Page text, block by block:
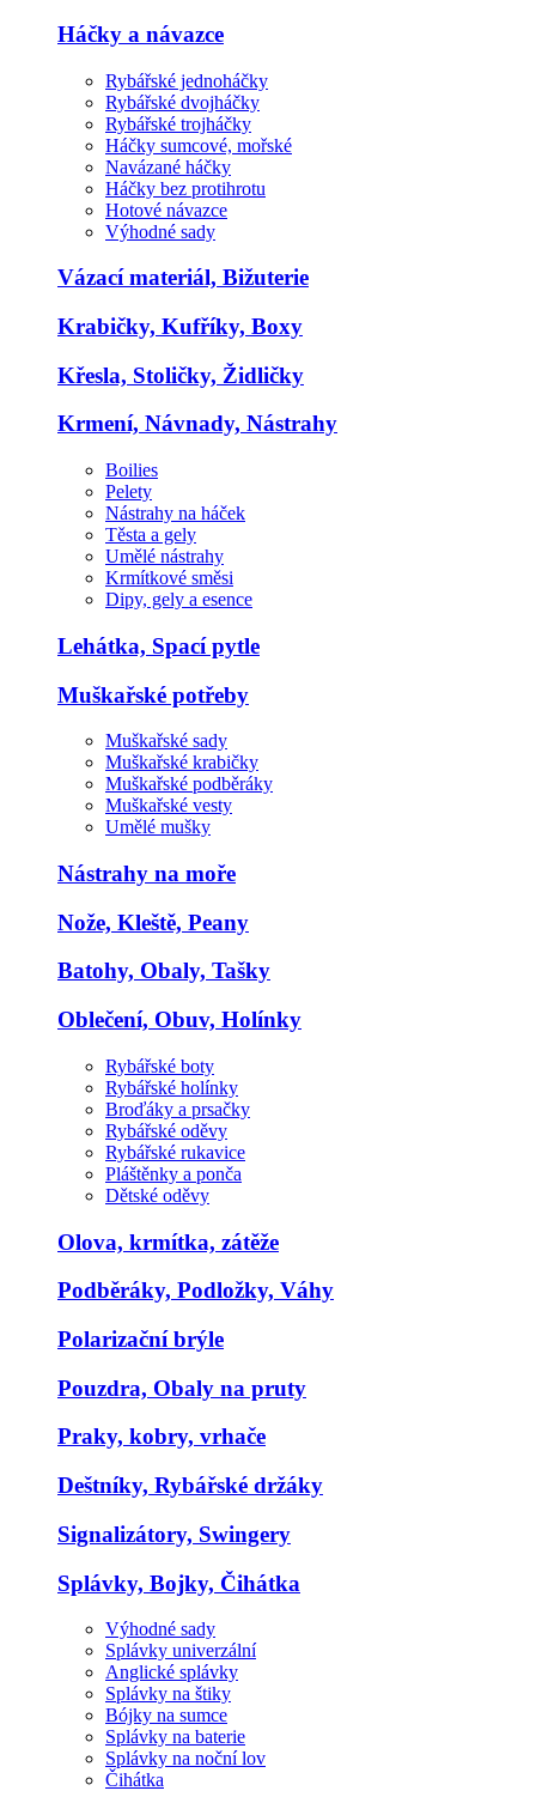
Háčky a návazce
Rybářské jednoháčky
Rybářské dvojháčky
Rybářské trojháčky
Háčky sumcové, mořské
Navázané háčky
Háčky bez protihrotu
Hotové návazce
Výhodné sady
Vázací materiál, Bižuterie
Krabičky, Kufříky, Boxy
Křesla, Stoličky, Židličky
Krmení, Návnady, Nástrahy
Boilies
Pelety
Nástrahy na háček
Těsta a gely
Umělé nástrahy
Krmítkové směsi
Dipy, gely a esence
Lehátka, Spací pytle
Muškařské potřeby
Muškařské sady
Muškařské krabičky
Muškařské podběráky
Muškařské vesty
Umělé mušky
Nástrahy na moře
Nože, Kleště, Peany
Batohy, Obaly, Tašky
Oblečení, Obuv, Holínky
Rybářské boty
Rybářské holínky
Broďáky a prsačky
Rybářské oděvy
Rybářské rukavice
Pláštěnky a ponča
Dětské oděvy
Olova, krmítka, zátěže
Podběráky, Podložky, Váhy
Polarizační brýle
Pouzdra, Obaly na pruty
Praky, kobry, vrhače
Deštníky, Rybářské držáky
Signalizátory, Swingery
Splávky, Bojky, Čihátka
Výhodné sady
Splávky univerzální
Anglické splávky
Splávky na štiky
Bójky na sumce
Splávky na baterie
Splávky na noční lov
Čihátka